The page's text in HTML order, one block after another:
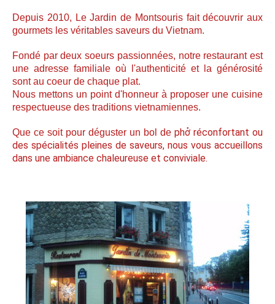
Depuis 2010, Le Jardin de Montsouris fait découvrir aux
gourmets les véritables saveurs du Vietnam.
Fondé par deux soeurs passionnées, notre restaurant est
une adresse familiale où l'authenticité et la générosité
sont au coeur de chaque plat.
Nous mettons un point d'honneur à proposer une cuisine
respectueuse des traditions vietnamiennes.
Que ce soit pour déguster un bol de phở réconfortant ou
des spécialités pleines de saveurs, nous vous accueillons
dans une ambiance chaleureuse et conviviale.